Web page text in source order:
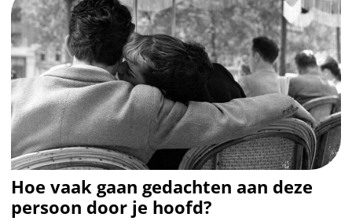
Hoe vaak gaan gedachten aan deze
persoon door je hoofd?